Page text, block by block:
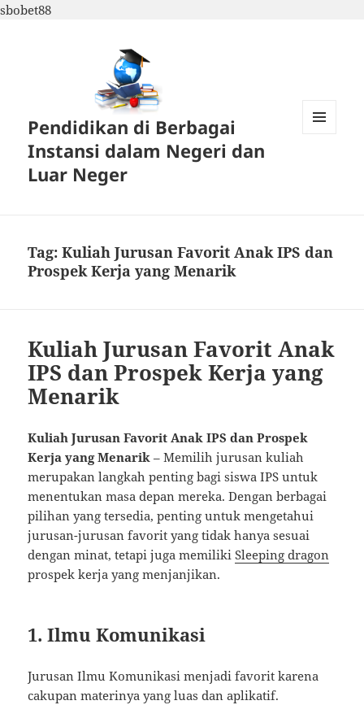
sbobet88
Pendidikan di Berbagai
Instansi dalam Negeri dan
Luar Neger
Tag:Kuliah Jurusan Favorit Anak IPS dan
Prospek Kerja yang Menarik
Kuliah Jurusan Favorit Anak
IPS dan Prospek Kerja yang
Menarik
Kuliah Jurusan Favorit Anak IPS dan Prospek
Kerja yang Menarik – Memilih jurusan kuliah
merupakan langkah penting bagi siswa IPS untuk
menentukan masa depan mereka. Dengan berbagai
pilihan yang tersedia, penting untuk mengetahui
jurusan-jurusan favorit yang tidak hanya sesuai
dengan minat, tetapi juga memilikiSleeping dragon
prospek kerja yang menjanjikan.
1. Ilmu Komunikasi
Jurusan Ilmu Komunikasi menjadi favorit karena
cakupan materinya yang luas dan aplikatif.